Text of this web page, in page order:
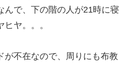
んで、下の階の人が21時に寝
ヤ。。。
が不在なので、周りにも布教